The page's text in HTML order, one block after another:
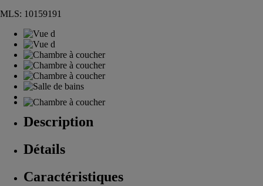
MLS: 10159191
Description
Détails
Caractéristiques